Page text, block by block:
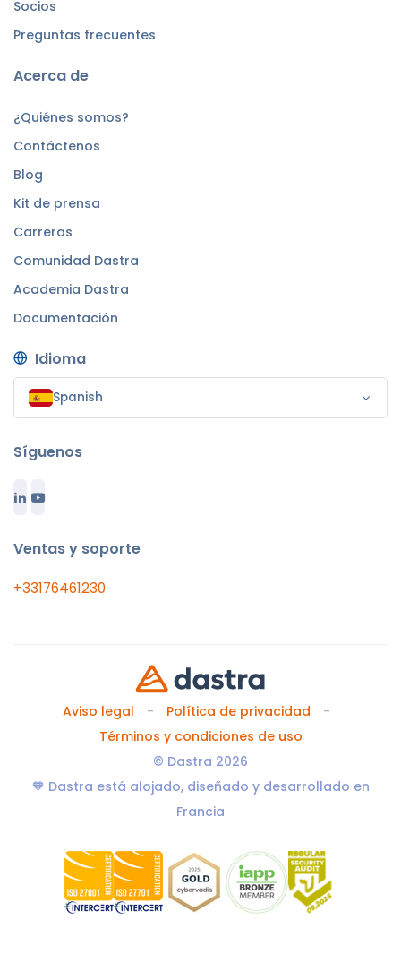
Socios
Preguntas frecuentes
Acerca de
¿Quiénes somos?
Contáctenos
Blog
Kit de prensa
Carreras
Comunidad Dastra
Academia Dastra
Documentación
Idioma
Spanish
Síguenos
Ventas y soporte
+33176461230
Aviso legal
Política de privacidad
Términos y condiciones de uso
© Dastra 2026
🧡 Dastra está alojado, diseñado y desarrollado en
Francia